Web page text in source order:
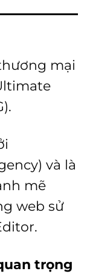
mại
và là
mẽ
web sử
trọng